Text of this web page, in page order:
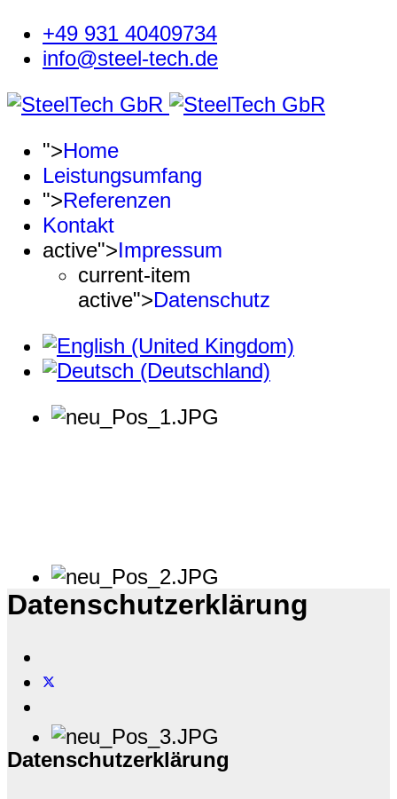
+49 931 40409734
info@steel-tech.de
">Home
Leistungsumfang
">Referenzen
Kontakt
active">Impressum
current-item
active">Datenschutz
Datenschutzerklärung
Datenschutzerklärung